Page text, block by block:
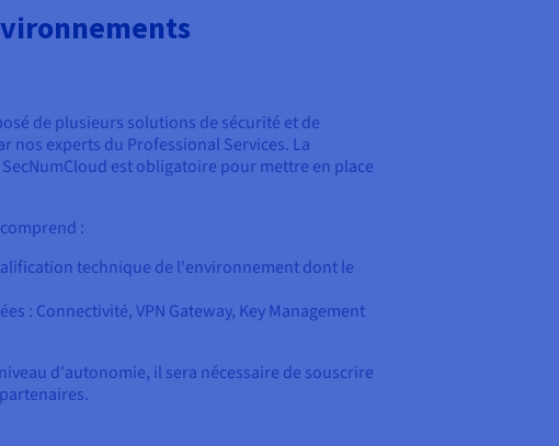
de plusieurs solutions de sécurité et de
nos experts du Professional Services. La
est obligatoire pour mettre en place
:
technique de l'environnement dont le
: Connectivité, VPN Gateway, Key Management
d'autonomie, il sera nécessaire de souscrire